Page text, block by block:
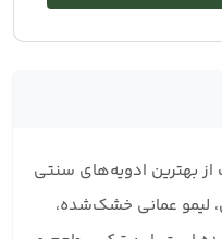
بهترین ادویه‌های سنتی
لیمو عمانی خشک‌شده،